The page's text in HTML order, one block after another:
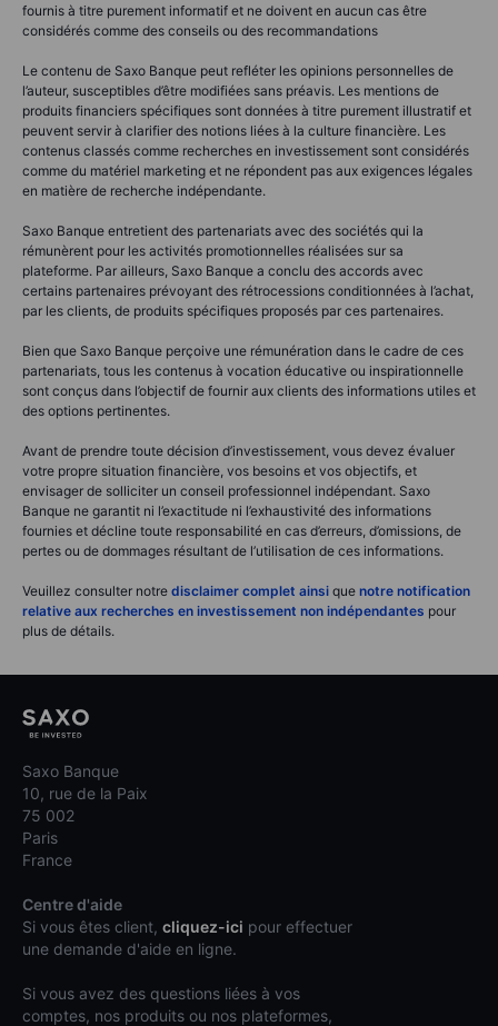
fournis à titre purement informatif et ne doivent en aucun cas être
considérés comme des conseils ou des recommandations
Le contenu de Saxo Banque peut refléter les opinions personnelles de
l’auteur, susceptibles d’être modifiées sans préavis. Les mentions de
produits financiers spécifiques sont données à titre purement illustratif et
peuvent servir à clarifier des notions liées à la culture financière. Les
contenus classés comme recherches en investissement sont considérés
comme du matériel marketing et ne répondent pas aux exigences légales
en matière de recherche indépendante.
Saxo Banque entretient des partenariats avec des sociétés qui la
rémunèrent pour les activités promotionnelles réalisées sur sa
plateforme. Par ailleurs, Saxo Banque a conclu des accords avec
certains partenaires prévoyant des rétrocessions conditionnées à l’achat,
par les clients, de produits spécifiques proposés par ces partenaires.
Bien que Saxo Banque perçoive une rémunération dans le cadre de ces
partenariats, tous les contenus à vocation éducative ou inspirationnelle
sont conçus dans l’objectif de fournir aux clients des informations utiles et
des options pertinentes.
Avant de prendre toute décision d’investissement, vous devez évaluer
votre propre situation financière, vos besoins et vos objectifs, et
envisager de solliciter un conseil professionnel indépendant. Saxo
Banque ne garantit ni l’exactitude ni l’exhaustivité des informations
fournies et décline toute responsabilité en cas d’erreurs, d’omissions, de
pertes ou de dommages résultant de l’utilisation de ces informations.
Veuillez consulter notre disclaimer complet ainsi que notre notification
relative aux recherches en investissement non indépendantes pour
plus de détails.
Saxo Banque
10, rue de la Paix
75 002
Paris
France
Centre d'aide
Si vous êtes client, cliquez-ici pour effectuer
une demande d'aide en ligne.
Si vous avez des questions liées à vos
comptes, nos produits ou nos plateformes,